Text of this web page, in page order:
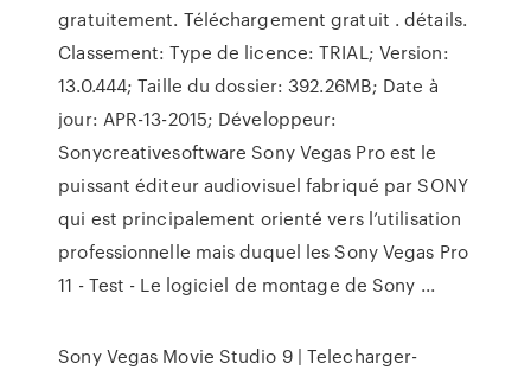
gratuitement. Téléchargement gratuit . détails.
Classement: Type de licence: TRIAL; Version:
13.0.444; Taille du dossier: 392.26MB; Date à
jour: APR-13-2015; Développeur:
Sonycreativesoftware Sony Vegas Pro est le
puissant éditeur audiovisuel fabriqué par SONY
qui est principalement orienté vers l’utilisation
professionnelle mais duquel les Sony Vegas Pro
11 - Test - Le logiciel de montage de Sony ...
Sony Vegas Movie Studio 9 | Telecharger-